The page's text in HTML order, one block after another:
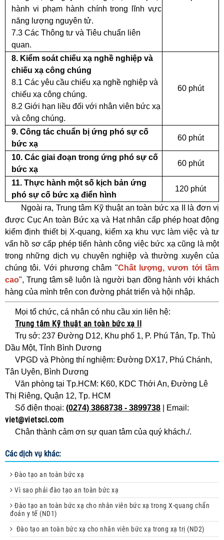
hành vi phạm hành chính trong lĩnh vực
năng lượng nguyên tử.
7.3 Các Thông tư và Tiêu chuẩn liên
quan.
8. Kiểm soát chiếu xạ nghề nghiệp và
chiếu xạ công chúng
8.1 Các yêu cầu chiếu xạ nghề nghiệp và
chiếu xạ công chúng.
8.2 Giới hạn liều đối với nhân viên bức xạ
và công chúng.
60 phút
9. Công tác chuẩn bị ứng phó sự cố
bức xạ
60 phút
10. Các giai đoạn trong ứng phó sự cố
bức xạ
60 phút
11. Thực hành một số kịch bản ứng
phó sự cố bức xạ điển hình
120 phút
Ngoài ra, Trung tâm Kỹ thuật an toàn bức xạ II là đơn vị
được Cục An toàn Bức xạ và Hạt nhân cấp phép hoạt động
kiểm định thiết bị X-quang, kiểm xạ khu vực làm việc và tư
vấn hồ sơ cấp phép tiến hành công việc bức xạ cũng là một
trong những dịch vụ chuyên nghiệp và thường xuyên của
chúng tôi. Với phương châm "Chất lượng, vươn tới tầm
cao", Trung tâm sẽ luôn là người bạn đồng hành với khách
hàng của mình trên con đường phát triển và hội nhập.
Mọi tổ chức, cá nhân có nhu cầu xin liên hệ:
Trung tâm Kỹ thuật an toàn bức xạ II
Trụ sở: 237 Đường D12, Khu phố 1, P. Phú Tân, Tp. Thủ
Dầu Một, Tỉnh Bình Dương
VPGD và Phòng thí nghiệm: Đường DX17, Phú Chánh,
Tân Uyên, Bình Dương
Văn phòng tại Tp.HCM: K60, KDC Thới An, Đường Lê
Thị Riêng, Quận 12, Tp. HCM
Số điện thoại: (0274) 3868738 - 3899738 | Email:
viet@vietsci.com
Chân thành cảm ơn sự quan tâm của quý khách./.
Các dịch vụ khác:
Đào tạo an toàn bức xạ
Vì sao phải đào tạo an toàn bức xạ
Đào tạo an toàn bức xạ cho nhân viên bức xạ trong X-quang chẩn
đoán y tế (ND1)
Đào tạo an toàn bức xạ cho nhân viên bức xạ trong xạ trị (ND2)